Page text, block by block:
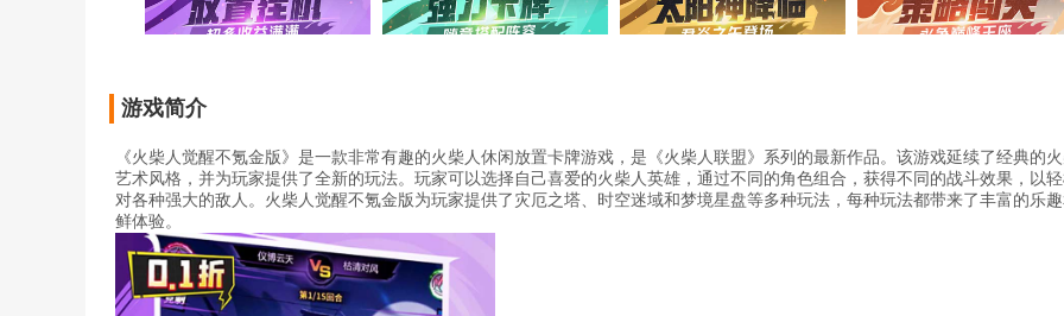
游戏简介
《火柴人觉醒不氪金版》是一款非常有趣的火柴人休闲放置卡牌游戏，是《火柴人联盟》系列的最新作品。该游戏延续了经典的
艺术风格，并为玩家提供了全新的玩法。玩家可以选择自己喜爱的火柴人英雄，通过不同的角色组合，获得不同的战斗效果，以
对各种强大的敌人。火柴人觉醒不氪金版为玩家提供了灾厄之塔、时空迷域和梦境星盘等多种玩法，每种玩法都带来了丰富的乐
鲜体验。